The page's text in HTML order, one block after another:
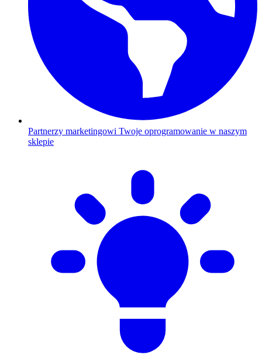
Partnerzy marketingowi Twoje oprogramowanie w naszym
sklepie